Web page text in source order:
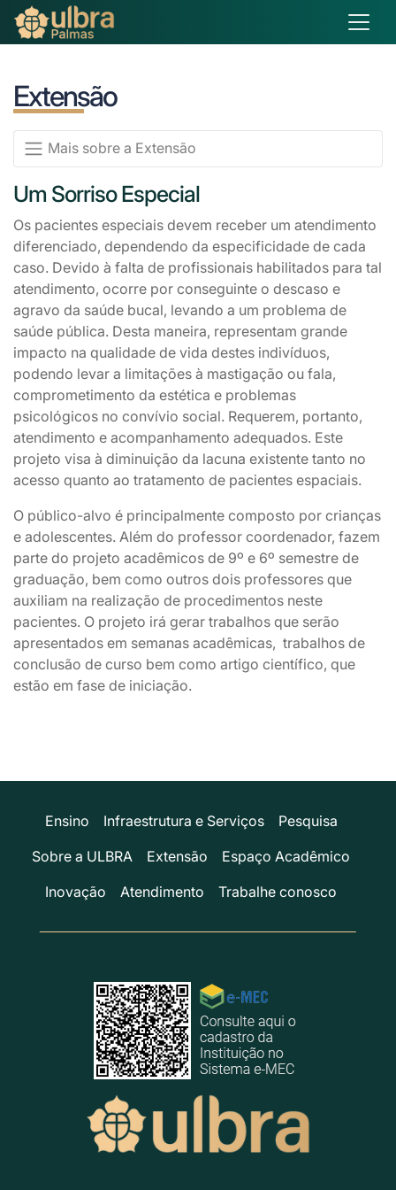
Extensão
Mais sobre a Extensão
Um Sorriso Especial
Os pacientes especiais devem receber um atendimento
diferenciado, dependendo da especificidade de cada
caso. Devido à falta de profissionais habilitados para tal
atendimento, ocorre por conseguinte o descaso e
agravo da saúde bucal, levando a um problema de
saúde pública. Desta maneira, representam grande
impacto na qualidade de vida destes indivíduos,
podendo levar a limitações à mastigação ou fala,
comprometimento da estética e problemas
psicológicos no convívio social. Requerem, portanto,
atendimento e acompanhamento adequados. Este
projeto visa à diminuição da lacuna existente tanto no
acesso quanto ao tratamento de pacientes espaciais.
O público-alvo é principalmente composto por crianças
e adolescentes. Além do professor coordenador, fazem
parte do projeto acadêmicos de 9º e 6º semestre de
graduação, bem como outros dois professores que
auxiliam na realização de procedimentos neste
pacientes. O projeto irá gerar trabalhos que serão
apresentados em semanas acadêmicas, trabalhos de
conclusão de curso bem como artigo científico, que
estão em fase de iniciação.
Ensino Infraestrutura e Serviços
Pesquisa
Sobre a ULBRA
Extensão
Espaço Acadêmico
Inovação
Atendimento Trabalhe conosco